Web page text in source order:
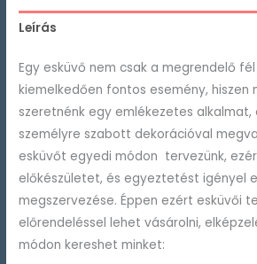
Leírás
Egy esküvő nem csak a megrendelő
kiemelkedően fontos esemény, hiszen
szeretnénk egy emlékezetes alkalmat,
személyre szabott dekorációval
esküvőt egyedi módon tervezünk,
előkészületet, és egyeztetést igényel
megszervezése. Éppen ezért esküvői
előrendeléssel lehet vásárolni,
módon kereshet minket: